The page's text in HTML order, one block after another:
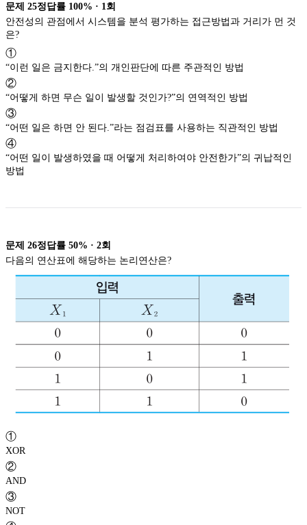
문제 25정답률 100% · 1 회
안전성의 관점에서 시스템을 분석 평가하는 접근방법과 거리가 먼 것
은?
①
“이런 일은 금지한다.”의 개인판단에 따른 주관적인 방법
②
“어떻게 하면 무슨 일이 발생할 것인가?”의 연역적인 방법
③
“어떤 일은 하면 안 된다.”라는 점검표를 사용하는 직관적인 방법
④
“어떤 일이 발생하였을 때 어떻게 처리하여야 안전한가”의 귀납적인
방법
문제 26정답률 50% · 2회
다음의 연산표에 해당하는 논리연산은?
①
XOR
②
AND
③
NOT